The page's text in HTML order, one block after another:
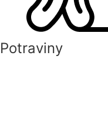
Potraviny